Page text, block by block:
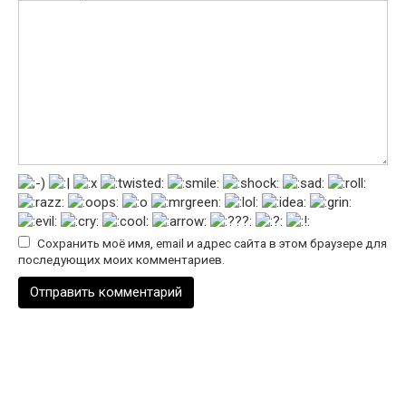
Сохранить моё имя, email и адрес сайта в этом браузере для
последующих моих комментариев.